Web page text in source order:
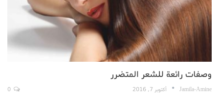
وصفات رائعة للشعر المتضرر
Jamila-Amine أكتوبر 7, 2016